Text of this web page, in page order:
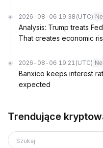
2026-08-06 19:38 (UTC)
Analysis: Trump treats
That creates economic
2026-08-06 19:21 (UTC)
Banxico keeps interest
expected
Trendujące
Szukaj